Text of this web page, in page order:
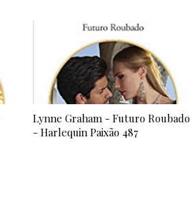
Lynne Graham - Futuro Roubado
- Harlequin Paixão 487